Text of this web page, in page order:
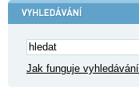
Jak funguje